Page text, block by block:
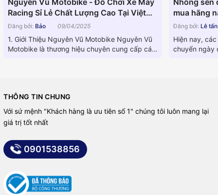
Nguyên Vũ Motobike - Đồ Chơi Xe Máy
Racing Sỉ Lẻ Chất Lượng Cao Tại Việt
Nam
Đăng bởi: Bảo 09/04/2025
1. Giới Thiệu Nguyên Vũ Motobike Nguyên Vũ
Motobike là thương hiệu chuyên cung cấp các
Nhông sên
mua hãng
Đăng bởi: Lê
Hiện nay,
chuyển ngày
THÔNG TIN CHUNG
Với sứ mệnh "Khách hàng là ưu tiên số 1" chúng tôi luôn mang lại
giá trị tốt nhất
0901538856